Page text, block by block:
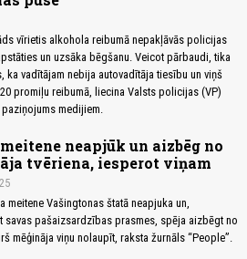
vīrietis alkohola reibumā nepakļāvās policijas
un uzsāka bēgšanu. Veicot pārbaudi, tika
ka vadītājam nebija autovadītāja tiesību un viņš
promiļu reibumā, liecina Valsts policijas (VP)
medijiem.
neapjūk un aizbēg no
tvēriena, iesperot viņam
meitene Vašingtonas štatā neapjuka un,
savas pašaizsardzības prasmes, spēja aizbēgt no
mēģināja viņu nolaupīt, raksta žurnāls “People”.